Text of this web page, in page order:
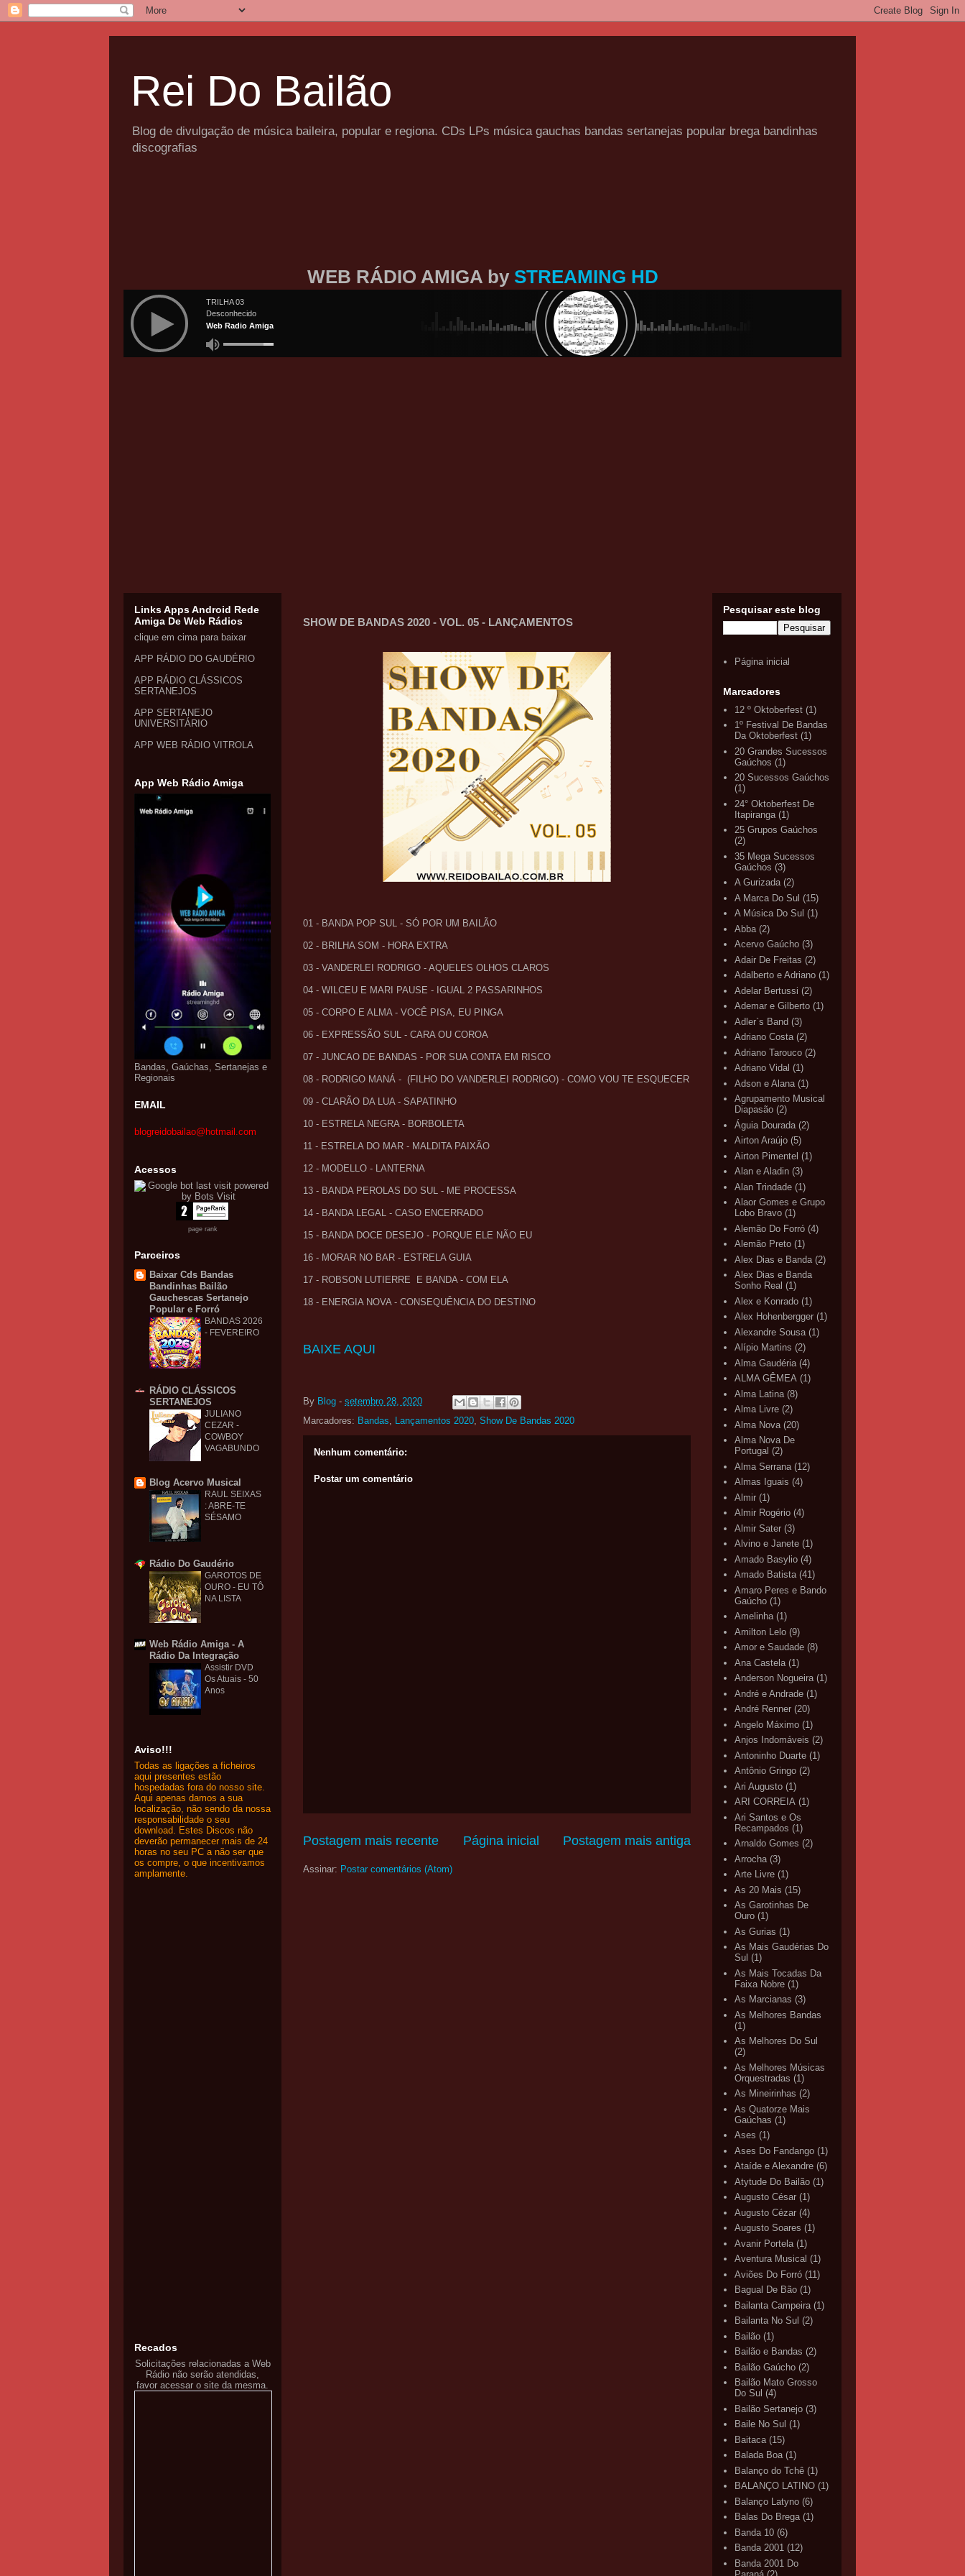
Rei Do Bailão
Blog de divulgação de música baileira, popular e regiona. CDs LPs música gauchas bandas sertanejas popular brega bandinhas
discografias
WEB RÁDIO AMIGA by STREAMING HD
SHOW DE BANDAS 2020 - VOL. 05 - LANÇAMENTOS
01 - BANDA POP SUL - SÓ POR UM BAILÃO
02 - BRILHA SOM - HORA EXTRA
03 - VANDERLEI RODRIGO - AQUELES OLHOS CLAROS
04 - WILCEU E MARI PAUSE - IGUAL 2 PASSARINHOS
05 - CORPO E ALMA - VOCÊ PISA, EU PINGA
06 - EXPRESSÃO SUL - CARA OU COROA
07 - JUNCAO DE BANDAS - POR SUA CONTA EM RISCO
08 - RODRIGO MANÁ - (FILHO DO VANDERLEI RODRIGO) - COMO VOU TE ESQUECER
09 - CLARÃO DA LUA - SAPATINHO
10 - ESTRELA NEGRA - BORBOLETA
11 - ESTRELA DO MAR - MALDITA PAIXÃO
12 - MODELLO - LANTERNA
13 - BANDA PEROLAS DO SUL - ME PROCESSA
14 - BANDA LEGAL - CASO ENCERRADO
15 - BANDA DOCE DESEJO - PORQUE ELE NÃO EU
16 - MORAR NO BAR - ESTRELA GUIA
17 - ROBSON LUTIERRE E BANDA - COM ELA
18 - ENERGIA NOVA - CONSEQUÊNCIA DO DESTINO
BAIXE AQUI
By Blog - setembro 28, 2020
Marcadores: Bandas Lançamentos 2020 Show De Bandas 2020
Nenhum comentário:
Postar um comentário
Postagem mais recente Postagem mais antiga
Página inicial
Assinar: Postar comentários (Atom)
Links Apps Android Rede
Amiga De Web Rádios
clique em cima para baixar
APP RÁDIO DO GAUDÉRIO
APP RÁDIO CLÁSSICOS
SERTANEJOS
APP SERTANEJO
UNIVERSITÁRIO
APP WEB RÁDIO VITROLA
App Web Rádio Amiga
Bandas, Gaúchas, Sertanejas e
Regionais
EMAIL
blogreidobailao@hotmail.com
Acessos
page rank
Parceiros
Baixar Cds Bandas
Bandinhas Bailão
Gauchescas Sertanejo
Popular e Forró
BANDAS 2026
- FEVEREIRO
RÁDIO CLÁSSICOS
SERTANEJOS
JULIANO
CEZAR -
COWBOY
VAGABUNDO
Blog Acervo Musical
RAUL SEIXAS
: ABRE-TE
SÉSAMO
Rádio Do Gaudério
GAROTOS DE
OURO - EU TÔ
NA LISTA
Web Rádio Amiga - A
Rádio Da Integração
Assistir DVD
Os Atuais - 50
Anos
Aviso!!!
Todas as ligações a ficheiros
aqui presentes estão
hospedadas fora do nosso site.
Aqui apenas damos a sua
localização, não sendo da nossa
responsabilidade o seu
download. Estes Discos não
deverão permanecer mais de 24
horas no seu PC a não ser que
os compre, o que incentivamos
amplamente.
Recados
Solicitações relacionadas a Web
Rádio não serão atendidas,
favor acessar o site da mesma.
Pesquisar este blog
Página inicial
Marcadores
12 º Oktoberfest (1)
1º Festival De Bandas
Da Oktoberfest (1)
20 Grandes Sucessos
Gaúchos (1)
20 Sucessos Gaúchos
(1)
24° Oktoberfest De
Itapiranga (1)
25 Grupos Gaúchos
(2)
35 Mega Sucessos
Gaúchos (3)
A Gurizada (2)
A Marca Do Sul (15)
A Música Do Sul (1)
Abba (2)
Acervo Gaúcho (3)
Adair De Freitas (2)
Adalberto e Adriano (1)
Adelar Bertussi (2)
Ademar e Gilberto (1)
Adler`s Band (3)
Adriano Costa (2)
Adriano Tarouco (2)
Adriano Vidal (1)
Adson e Alana (1)
Agrupamento Musical
Diapasão (2)
Águia Dourada (2)
Airton Araújo (5)
Airton Pimentel (1)
Alan e Aladin (3)
Alan Trindade (1)
Alaor Gomes e Grupo
Lobo Bravo (1)
Alemão Do Forró (4)
Alemão Preto (1)
Alex Dias e Banda (2)
Alex Dias e Banda
Sonho Real (1)
Alex e Konrado (1)
Alex Hohenbergger (1)
Alexandre Sousa (1)
Alípio Martins (2)
Alma Gaudéria (4)
ALMA GÊMEA (1)
Alma Latina (8)
Alma Livre (2)
Alma Nova (20)
Alma Nova De
Portugal (2)
Alma Serrana (12)
Almas Iguais (4)
Almir (1)
Almir Rogério (4)
Almir Sater (3)
Alvino e Janete (1)
Amado Basylio (4)
Amado Batista (41)
Amaro Peres e Bando
Gaúcho (1)
Amelinha (1)
Amilton Lelo (9)
Amor e Saudade (8)
Ana Castela (1)
Anderson Nogueira (1)
André e Andrade (1)
André Renner (20)
Angelo Máximo (1)
Anjos Indomáveis (2)
Antoninho Duarte (1)
Antônio Gringo (2)
Ari Augusto (1)
ARI CORREIA (1)
Ari Santos e Os
Recampados (1)
Arnaldo Gomes (2)
Arrocha (3)
Arte Livre (1)
As 20 Mais (15)
As Garotinhas De
Ouro (1)
As Gurias (1)
As Mais Gaudérias Do
Sul (1)
As Mais Tocadas Da
Faixa Nobre (1)
As Marcianas (3)
As Melhores Bandas
(1)
As Melhores Do Sul
(2)
As Melhores Músicas
Orquestradas (1)
As Mineirinhas (2)
As Quatorze Mais
Gaúchas (1)
Ases (1)
Ases Do Fandango (1)
Ataíde e Alexandre (6)
Atytude Do Bailão (1)
Augusto César (1)
Augusto Cézar (4)
Augusto Soares (1)
Avanir Portela (1)
Aventura Musical (1)
Aviões Do Forró (11)
Bagual De Bão (1)
Bailanta Campeira (1)
Bailanta No Sul (2)
Bailão (1)
Bailão e Bandas (2)
Bailão Gaúcho (2)
Bailão Mato Grosso
Do Sul (4)
Bailão Sertanejo (3)
Baile No Sul (1)
Baitaca (15)
Balada Boa (1)
Balanço do Tchê (1)
BALANÇO LATINO (1)
Balanço Latyno (6)
Balas Do Brega (1)
Banda 10 (6)
Banda 2001 (12)
Banda 2001 Do